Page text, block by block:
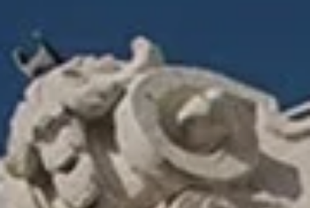
HÔTEL LA TONKINE